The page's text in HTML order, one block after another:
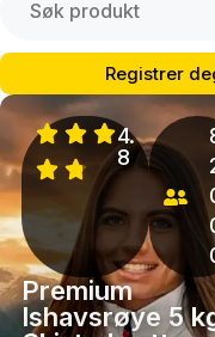
Registrer
4.
8
Premium
Ishavsrøye 5